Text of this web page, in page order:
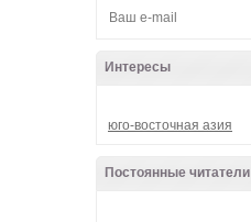
Интересы
юго-восточная азия
Постоянные читатели